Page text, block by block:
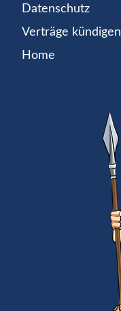
Datenschutz
Verträge kündigen
Home